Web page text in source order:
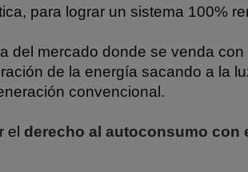
para lograr un sistema 100%
del mercado donde se venda
de la energía sacando a la
convencional.
el derecho al autoconsumo con